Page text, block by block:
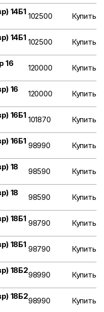
14Б1 102500 Купить
14Б1 102500 Купить
16
120000 Купить
16
120000 Купить
16Б1 101870 Купить
16Б1 98990 Купить
18
98590 Купить
18
98590 Купить
18Б1 98790 Купить
18Б1 98790 Купить
18Б298990 Купить
18Б298990 Купить